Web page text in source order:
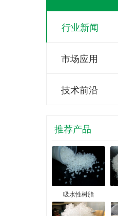
行业新闻
市场应用
技术前沿
推荐产品
吸水性树脂